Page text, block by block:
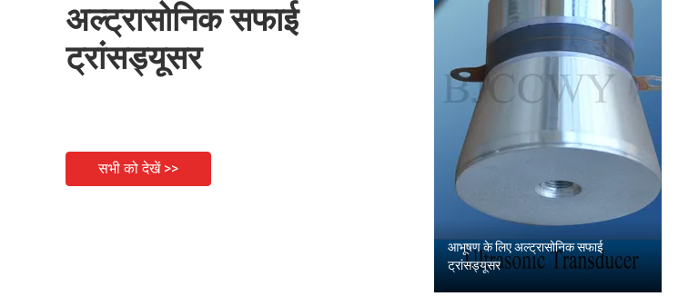
अल्ट्रासोनिक सफाई
ट्रांसड्यूसर
सभी को देखें >>
आभूषण के लिए अल्ट्रासोनिक सफाई
ट्रांसड्यूसर